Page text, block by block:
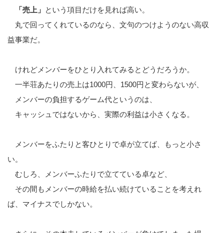
「売上」 という項目だけを見れば高い。
丸で回ってくれているのなら、文句のつけようのない高収
益事業だ。
けれどメンバーをひとり入れてみるとどうだろうか。
一半荘あたりの売上は1000円、1500円と変わらないが、
メンバーの負担するゲーム代というのは、
キャッシュではないから、実際の利益は小さくなる。
メンバーをふたりと客ひとりで卓が立てば、もっと小さ
い。
むしろ、メンバーふたりで立てている卓など、
その間もメンバーの時給を払い続けていることを考えれ
ば、マイナスでしかない。